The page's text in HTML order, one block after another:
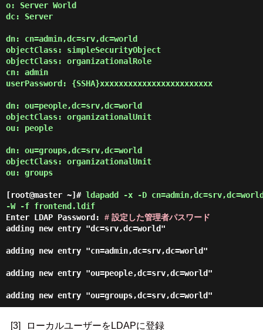
o: Server World
dc: Server
dn: cn=admin,dc=srv,dc=world
objectClass: simpleSecurityObject
objectClass: organizationalRole
cn: admin
userPassword: {SSHA}xxxxxxxxxxxxxxxxxxxxxxxx
dn: ou=people,dc=srv,dc=world
objectClass: organizationalUnit
ou: people
dn: ou=groups,dc=srv,dc=world
objectClass: organizationalUnit
ou: groups
[root@master ~]# ldapadd -x -D
-W -f frontend.ldif
Enter LDAP Password: # 設定した管理者パスワード
adding new entry "dc=srv,dc=world"
adding new entry "cn=admin,dc=srv,dc=world"
adding new entry "ou=people,dc=srv,dc=world"
[3] ローカルユーザーをLDAPに登録